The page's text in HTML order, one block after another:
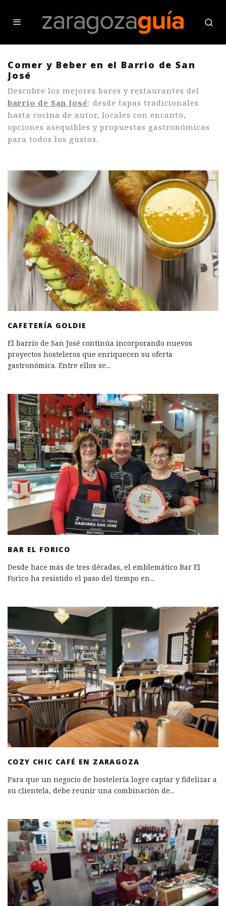
Comer y Beber en el Barrio de San
José
Descubre los mejores bares y restaurantes del
barrio de San José: desde tapas tradicionales
hasta cocina de autor, locales con encanto,
opciones asequibles y propuestas gastronómicas
para todos los gustos.
CAFETERÍA GOLDIE
El barrio de San José continúa incorporando nuevos
proyectos hosteleros que enriquecen su oferta
gastronómica. Entre ellos se...
BAR EL FORICO
Desde hace más de tres décadas, el emblemático Bar El
Forico ha resistido el paso del tiempo en...
COZY CHIC CAFÉ EN ZARAGOZA
Para que un negocio de hostelería logre captar y fidelizar a
su clientela, debe reunir una combinación de...